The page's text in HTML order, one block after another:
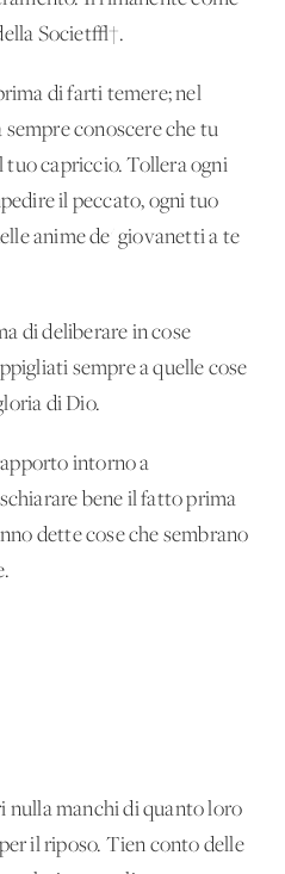
Societ√†.
di farti temere; nel
conoscere che tu
tuo capriccio. Tollera ogni
il peccato, ogni tuo
anime de' giovanetti a te
di deliberare in cose
sempre a quelle cose
di Dio.
intorno a
bene il fatto prima
dette cose che sembrano
nulla manchi di quanto loro
il riposo. Tien conto delle